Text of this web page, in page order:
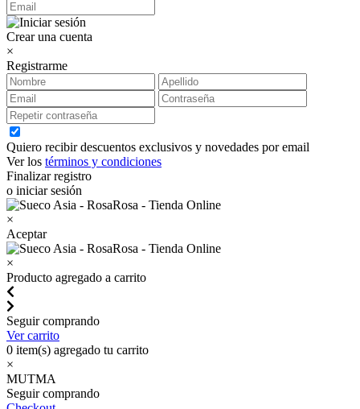
Crear una cuenta
×
Registrarme
Quiero recibir descuentos exclusivos y novedades por email
Ver los términos y condiciones
Finalizar registro
o iniciar sesión
×
Aceptar
×
Producto agregado a carrito
Seguir comprando
Ver carrito
0 item(s) agregado tu carrito
×
MUTMA
Seguir comprando